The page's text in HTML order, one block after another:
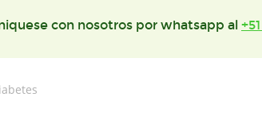
con nosotros por whatsapp al